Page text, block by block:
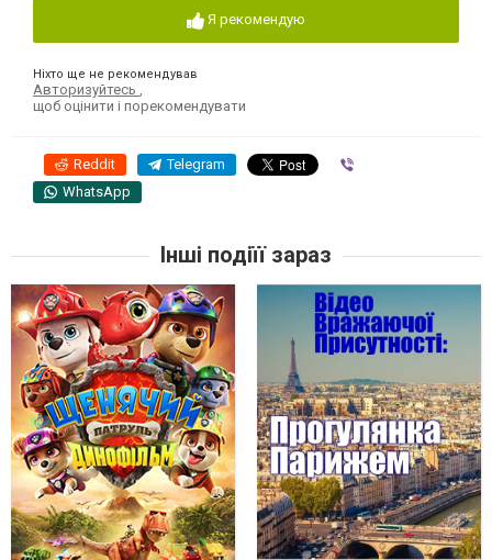
Я рекомендую
Ніхто ще не рекомендував
Авторизуйтесь
щоб оцінити і порекомендувати
Reddit Telegram
WhatsApp
Інші подіїї зараз